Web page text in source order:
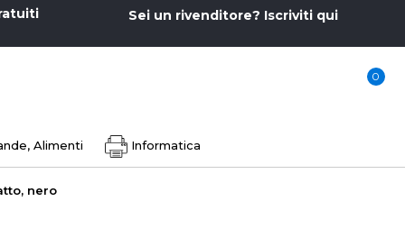
Sei un rivenditore? Iscriviti qui
0
Alimenti
Informatica
nero